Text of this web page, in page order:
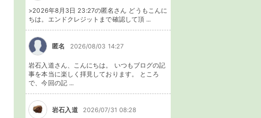
>2026年8月3日 23:27の匿名さん どうもこんに
ちは。エンドクレジットまで確認して頂 ...
匿名 2026/08/03 14:27
岩石入道さん、こんにちは。 いつもブログの記
事を本当に楽しく拝見しております。 ところ
で、今回の記 ...
岩石入道 2026/07/31 08:28